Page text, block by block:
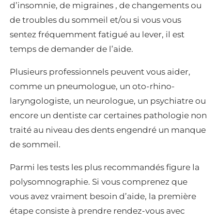
d’insomnie, de migraines , de changements ou
de troubles du sommeil et/ou si vous vous
sentez fréquemment fatigué au lever, il est
temps de demander de l’aide.
Plusieurs professionnels peuvent vous aider,
comme un pneumologue, un oto-rhino-
laryngologiste, un neurologue, un psychiatre ou
encore un dentiste car certaines pathologie non
traité au niveau des dents engendré un manque
de sommeil.
Parmi les tests les plus recommandés figure la
polysomnographie. Si vous comprenez que
vous avez vraiment besoin d’aide, la première
étape consiste à prendre rendez-vous avec